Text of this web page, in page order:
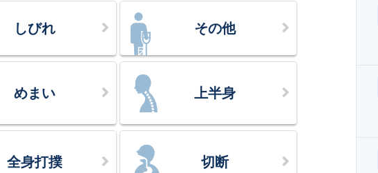
しびれ その他
めまい 上半身
全身打撲 切断